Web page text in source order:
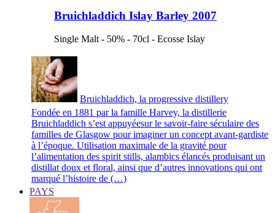
Bruichladdich Islay Barley 2007
Single Malt - 50% - 70cl - Ecosse Islay
Bruichladdich, la progressive distillery
Fondée en 1881 par la famille Harvey, la distillerie
Bruichladdich s’est appuyéesur le savoir-faire séculaire des
familles de Glasgow pour imaginer un concept avant-gardiste
à l’époque. Utilisation maximale de la gravité pour
l’alimentation des spirit stills, alambics élancés produisant un
distillat doux et floral, ainsi que d’autres innovations qui ont
marqué l’histoire de (…)
PAYS